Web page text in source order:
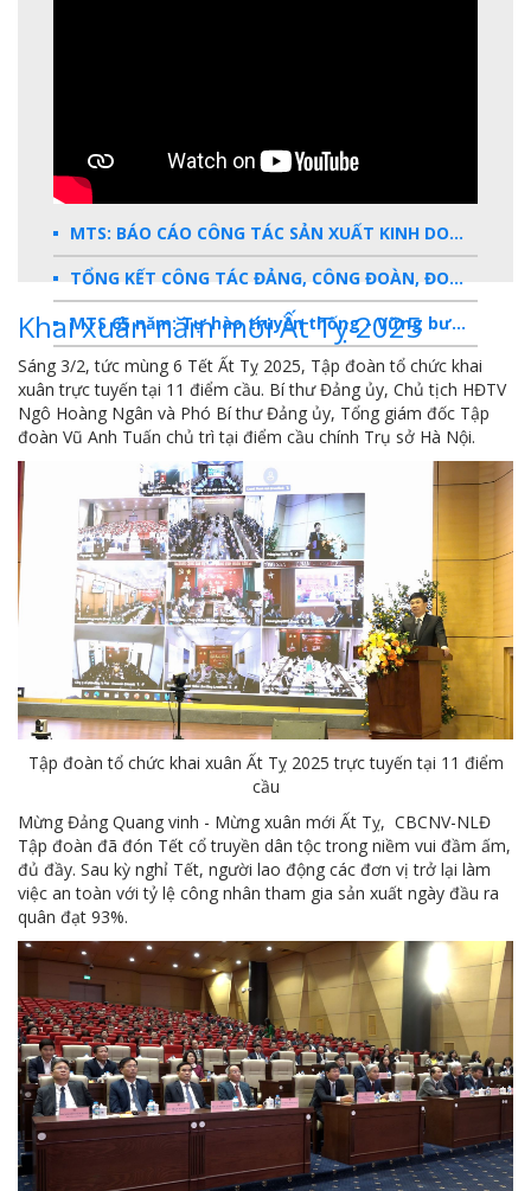
MTS: BÁO CÁO CÔNG TÁC SẢN XUẤT KINH DOANH 2025
TỔNG KẾT CÔNG TÁC ĐẢNG, CÔNG ĐOÀN, ĐOÀN THANH NIÊN 2025
MTS 65 năm: Tự hào truyền thống - Vững bước Tương lai
Dấu ấn MTS 2024
TKV- Niềm tự hào của ngành năng lượng Việt Nam
Báo cáo tổng kết hoạt động SXKD năm 2023
10 sự kiện tiêu biểu năm 2023
MTS -10 sự kiện nổi bật năm 2022
Bản tin số 358- Vinacomin news
COMINLUB - TỰ HÀO CHẶNG ĐƯỜNG 25 NĂM
MTS - Gặp mặt cán bộ ngành than vùng Cẩm Phả
Công ty CP Vật tư TKV quyết liệt phòng chống dịch đảm bảo cung ứng vật tư
TKV đẩy mạnh lộ trình tái cơ cấu
MTS - GIỚI THIỆU SẢN PHẨM COMINLUB HFS
MTS - ĐẢM BẢO CHẤT LƯỢNG VẬT TƯ NGÀNH MỎ
Video quy trình Bỏ phiếu Bầu cử sắp tới
MTS: KHÁNH THÀNH CỬA HÀNG XĂNG DẦU CẨM PHẢ
MTS: 5 NĂM - TỪ ĐẠI HỘI ĐẾN ĐẠI HỘI
Cách phòng chống covid-19 tại nơi làm việc
Cominlub: Dấu ấn 20 năm 12/11 (1997-2017)
Khai xuân năm mới Ất Tỵ 2025
Sáng 3/2, tức mùng 6 Tết Ất Tỵ 2025, Tập đoàn tổ chức khai
xuân trực tuyến tại 11 điểm cầu. Bí thư Đảng ủy, Chủ tịch HĐTV
Ngô Hoàng Ngân và Phó Bí thư Đảng ủy, Tổng giám đốc Tập
đoàn Vũ Anh Tuấn chủ trì tại điểm cầu chính Trụ sở Hà Nội.
Tập đoàn tổ chức khai xuân Ất Tỵ 2025 trực tuyến tại 11 điểm
cầu
Mừng Đảng Quang vinh - Mừng xuân mới Ất Tỵ, CBCNV-NLĐ
Tập đoàn đã đón Tết cổ truyền dân tộc trong niềm vui đầm ấm,
đủ đầy. Sau kỳ nghỉ Tết, người lao động các đơn vị trở lại làm
việc an toàn với tỷ lệ công nhân tham gia sản xuất ngày đầu ra
quân đạt 93%.